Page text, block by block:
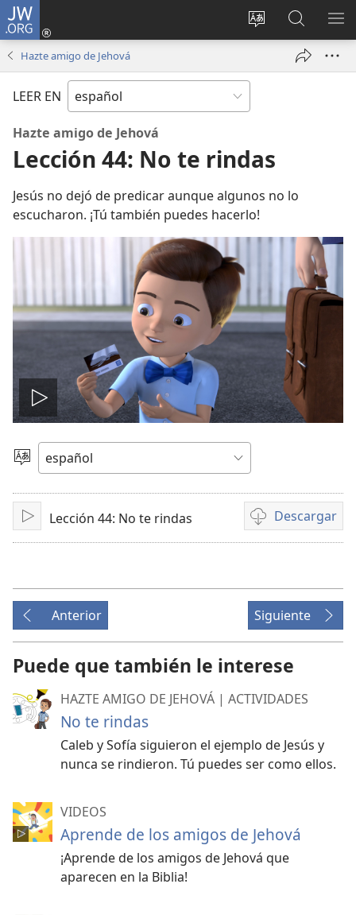
JW.ORG
Cambiar
del sitio
Iniciar
sesión
nueva
en
jw.org
Hazte amigo de Jehová
LEER EN
Hazte amigo de Jehová
Lección 44: No te rindas
Jesús no dejó de predicar aunque algunos no lo
escucharon. ¡Tú también puedes hacerlo!
Reproducir
video
Elegir
idioma
Reproducir
Lección 44: No te rindas Descargar
Opciones
de
video
Anterior Siguiente
Puede que también le interese
HAZTE AMIGO DE JEHOVÁ | ACTIVIDADES
No te rindas
Caleb y Sofía siguieron el ejemplo de Jesús y
nunca se rindieron. Tú puedes ser como ellos.
VIDEOS
Aprende de los amigos de Jehová
¡Aprende de los amigos de Jehová que
aparecen en la Biblia!